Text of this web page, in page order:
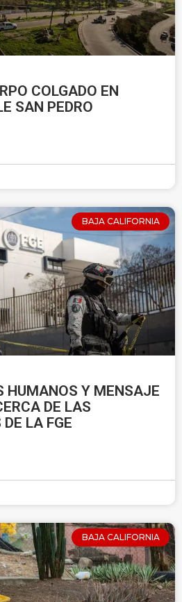
COLGADO EN
SAN PEDRO
BAJA CALIFORNIA
HUMANOS Y MENSAJE
DE LAS
LA FGE
BAJA CALIFORNIA